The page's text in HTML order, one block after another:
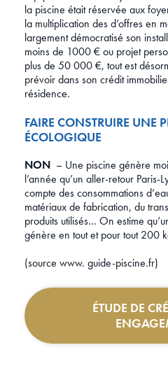
la piscine était réservée aux
la multiplication des d’offres en
largement démocratisé son
moins de 1000 € ou projet
plus de 50 000 €, tout est
prévoir dans son crédit
résidence.
FAIRE CONSTRUIRE UNE
ÉCOLOGIQUE
NON – Une piscine génère
l’année qu’un aller-retour Paris-
compte des consommations
matériaux de fabrication, du
produits utilisés… On estime
génère en tout et pour tout 200
(source www. guide-piscine.fr)
ÉTUDE DE